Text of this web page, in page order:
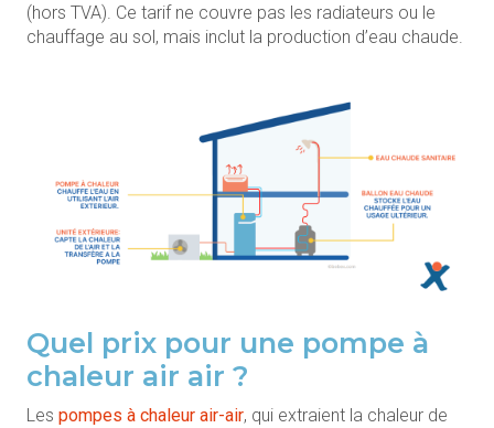
(hors TVA). Ce tarif ne couvre pas les radiateurs ou le
chauffage au sol, mais inclut la production d’eau chaude.
Quel prix pour une pompe à
chaleur air air ?
Les pompes à chaleur air-air, qui extraient la chaleur de